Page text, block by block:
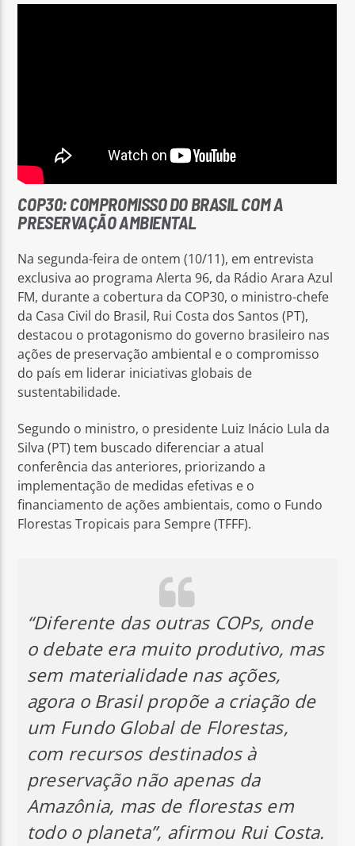
COP30: COMPROMISSO DO BRASIL COM A
PRESERVAÇÃO AMBIENTAL
Na segunda-feira de ontem (10/11), em entrevista
exclusiva ao programa Alerta 96, da Rádio Arara Azul
FM, durante a cobertura da COP30, o ministro-chefe
da Casa Civil do Brasil, Rui Costa dos Santos (PT),
destacou o protagonismo do governo brasileiro nas
ações de preservação ambiental e o compromisso
do país em liderar iniciativas globais de
sustentabilidade.
Segundo o ministro, o presidente Luiz Inácio Lula da
Silva (PT) tem buscado diferenciar a atual
conferência das anteriores, priorizando a
implementação de medidas efetivas e o
financiamento de ações ambientais, como o Fundo
Florestas Tropicais para Sempre (TFFF).
“Diferente das outras COPs, onde
o debate era muito produtivo, mas
sem materialidade nas ações,
agora o Brasil propõe a criação de
um Fundo Global de Florestas,
com recursos destinados à
preservação não apenas da
Amazônia, mas de florestas em
todo o planeta”, afirmou Rui Costa.